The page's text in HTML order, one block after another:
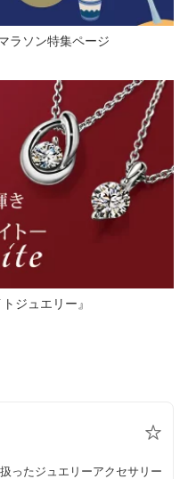
ラソン特集ページ
ジュエリー』
ったジュエリーアクセサリー